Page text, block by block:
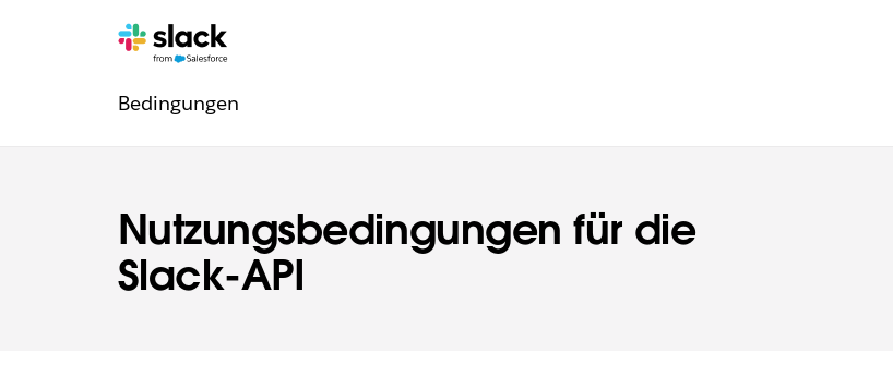
Nutzungsbedingungen für die
Slack-API
RechtlicheZusätzliche
BedingungenSeiten